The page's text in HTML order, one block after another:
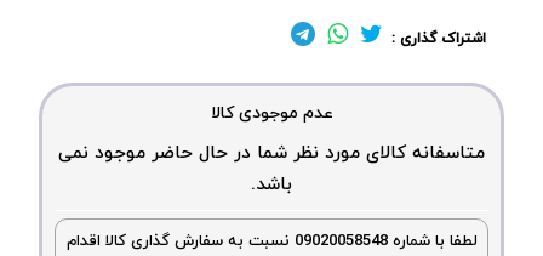
اشتراک گذاری :
عدم موجودی کالا
متاسفانه کالای مورد نظر شما در حال حاضر موجود نمی
باشد.
لطفا با شماره 09020058548 نسبت به سفارش گذاری کالا اقدام